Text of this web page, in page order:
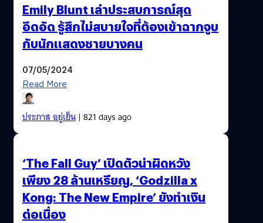
Emily Blunt เล่าประสบการณ์สุด
อึดอัด รู้สึกไม่สบายใจที่ต้องเข้าฉากจูบ
กับนักแสดงชายบางคน
07/05/2024
Read More
ประภาส อยู่เย็น| 821 days ago
‘The Fall Guy’ เปิดตัวน่าผิดหวัง
เพียง 28 ล้านเหรียญ, ‘Godzilla x
Kong: The New Empire’ ยังทำเงิน
ต่อเนื่อง